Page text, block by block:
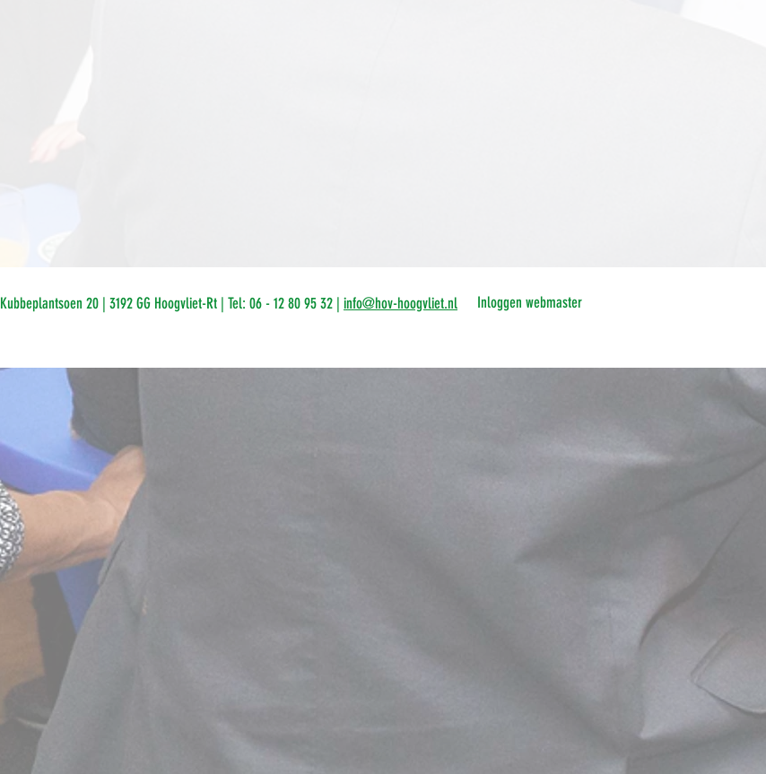
Kubbeplantsoen 20 | 3192 GG Hoogvliet-Rt | Tel: 06 - 12 80 95 32 | info@hov-hoogvliet.nl Inloggen webmaster